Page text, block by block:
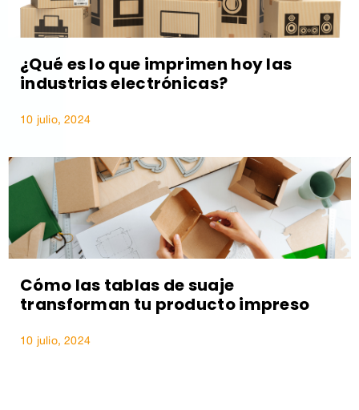
¿Qué es lo que imprimen hoy las
industrias electrónicas?
10 julio, 2024
Cómo las tablas de suaje
transforman tu producto impreso
10 julio, 2024